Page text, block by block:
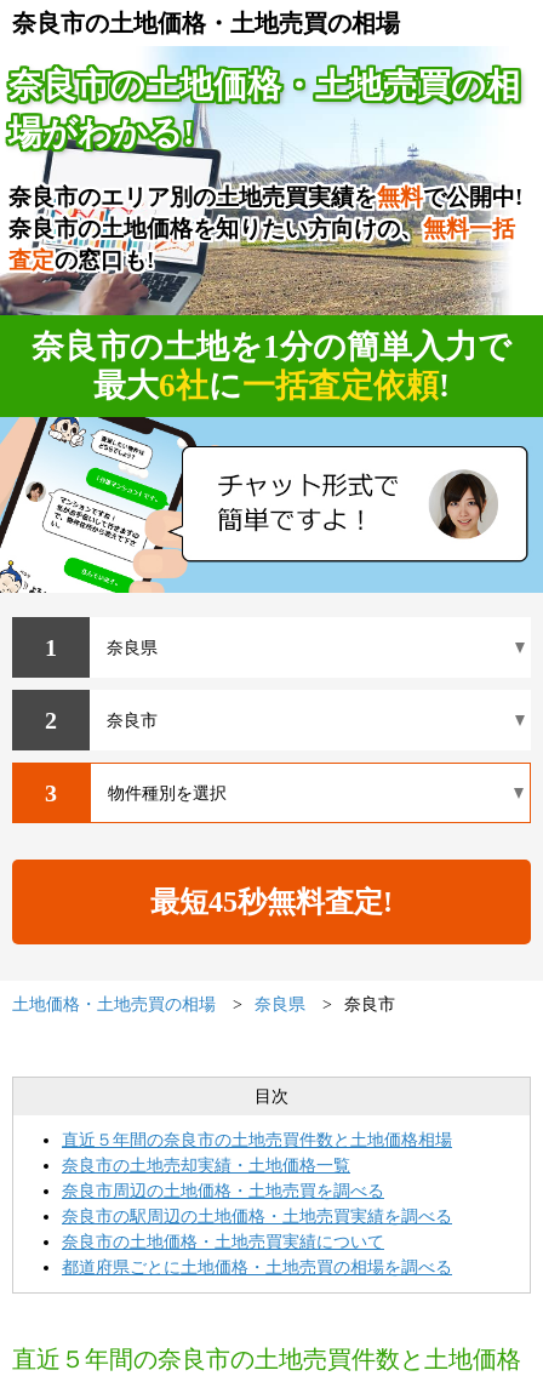
奈良市の土地価格・土地売買の相場
奈良市の土地価格・土地売買の相
場がわかる!
奈良市のエリア別の土地売買実績を無料で公開中!
奈良市の土地価格を知りたい方向けの、無料一括
査定の窓口も!
奈良市の土地を1分の簡単入力で
最大6社に一括査定依頼!
1
2
3
土地価格・土地売買の相場 奈良県 奈良市
目次
直近５年間の奈良市の土地売買件数と土地価格相場
奈良市の土地売却実績・土地価格一覧
奈良市周辺の土地価格・土地売買を調べる
奈良市の駅周辺の土地価格・土地売買実績を調べる
奈良市の土地価格・土地売買実績について
都道府県ごとに土地価格・土地売買の相場を調べる
直近５年間の奈良市の土地売買件数と土地価格